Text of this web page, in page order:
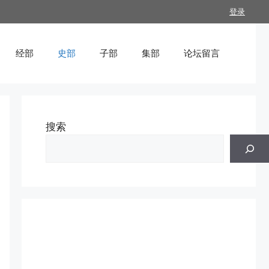
登录
经部 史部 子部 集部 论坛留言
搜索